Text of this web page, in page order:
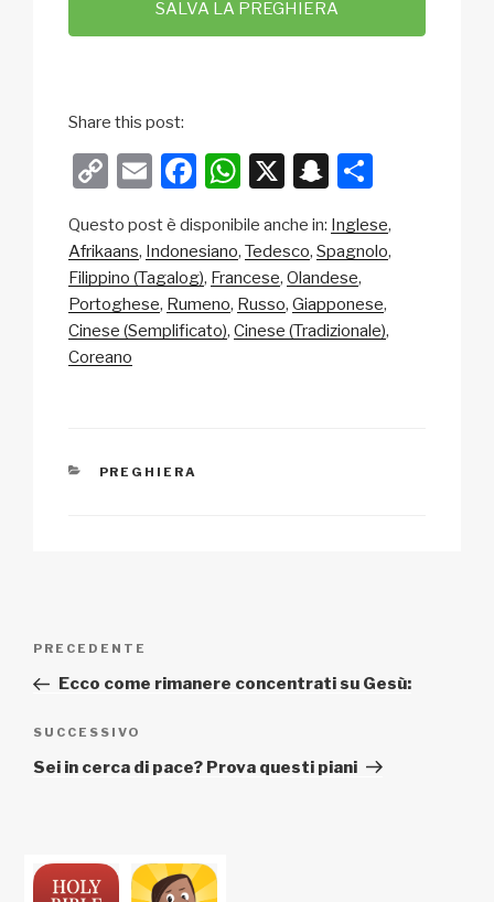
SALVA LA PREGHIERA
Share this post:
C
p
y
Li
n
E
ail
F
c
e
b
o
W
at
s
A
p
X
S
a
p
c
h
n
vi
di
Questo post è disponibile anche in: Inglese
Afrikaans Indonesiano Tedesco Spagnolo
Filippino (Tagalog) Francese Olandese
Portoghese Rumeno Russo Giapponese
Cinese (Semplificato) Cinese (Tradizionale)
Coreano
CATEGORIE
PREGHIERA
Articolo
precedente:
PRECEDENTE
Ecco come rimanere concentrati su Gesù:
Articolo
successivo
SUCCESSIVO
Sei in cerca di pace? Prova questi piani